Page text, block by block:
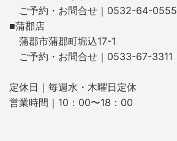
ご予約・お問合せ｜0532-64-0555
■蒲郡店
蒲郡市蒲郡町堀込17-1
ご予約・お問合せ｜0533-67-3311
定休日｜毎週水・木曜日定休
営業時間｜10：00〜18：00